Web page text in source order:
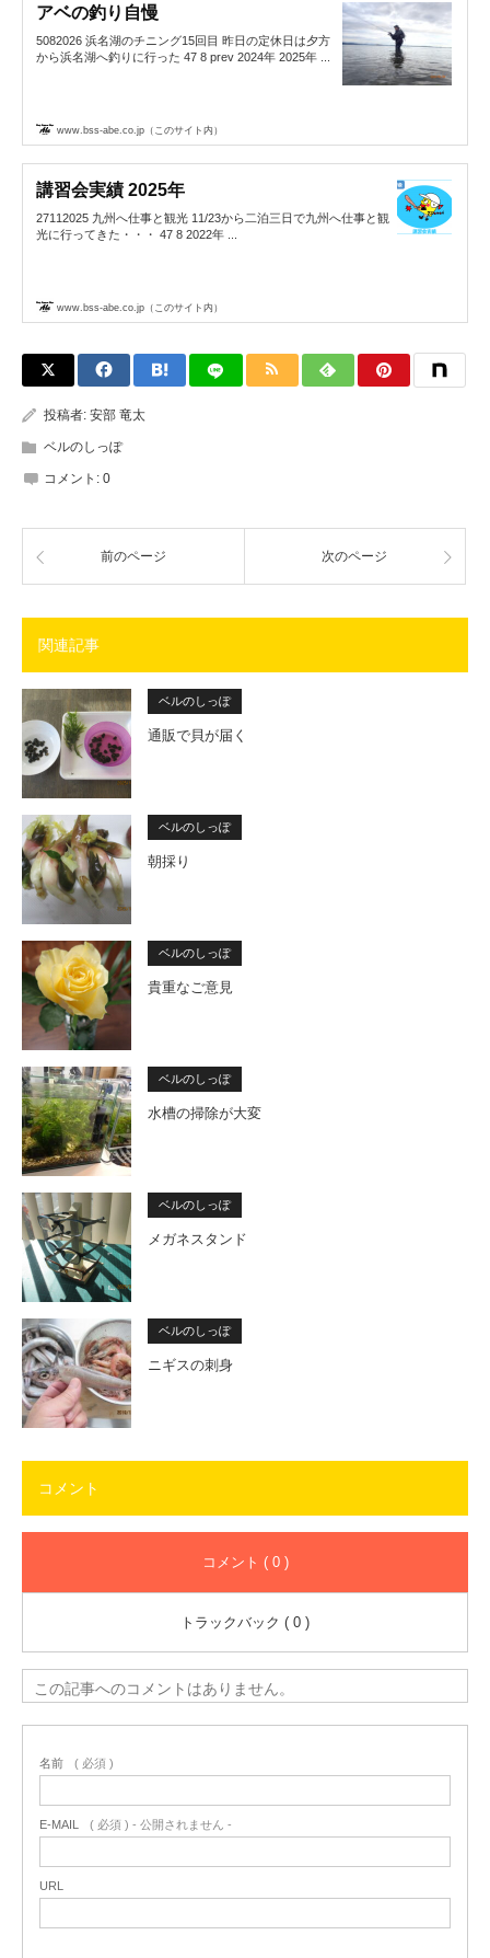
アベの釣り自慢
5082026 浜名湖のチニング15回目 昨日の定休日は夕方
から浜名湖へ釣りに行った 47 8 prev 2024年 2025年 ...
www.bss-abe.co.jp（このサイト内）
講習会実績 2025年
27112025 九州へ仕事と観光 11/23から二泊三日で九州へ仕事と観
光に行ってきた・・・ 47 8 2022年 ...
www.bss-abe.co.jp（このサイト内）
投稿者: 安部 竜太
ベルのしっぽ
コメント: 0
前のページ 次のページ
関連記事
ベルのしっぽ
通販で貝が届く
ベルのしっぽ
朝採り
ベルのしっぽ
貴重なご意見
ベルのしっぽ
水槽の掃除が大変
ベルのしっぽ
メガネスタンド
ベルのしっぽ
ニギスの刺身
コメント
コメント ( 0 )
トラックバック ( 0 )
この記事へのコメントはありません。
名前 ( 必須 )
E-MAIL ( 必須 ) - 公開されません -
URL